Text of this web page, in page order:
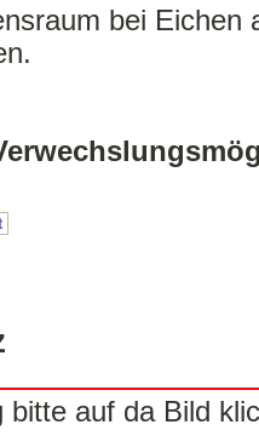
bei Eichen
bitte auf da Bild